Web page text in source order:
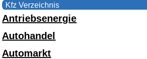
Kfz Verzeichnis
Antriebsenergie
Autohandel
Automarkt